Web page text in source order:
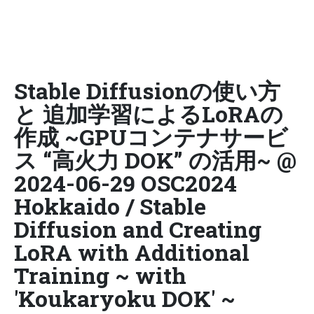
Stable Diffusionの使い方
と 追加学習によるLoRAの
作成 ~GPUコンテナサービ
ス “高火力 DOK” の活用~ @
2024-06-29 OSC2024
Hokkaido / Stable
Diffusion and Creating
LoRA with Additional
Training ~ with
'Koukaryoku DOK' ~